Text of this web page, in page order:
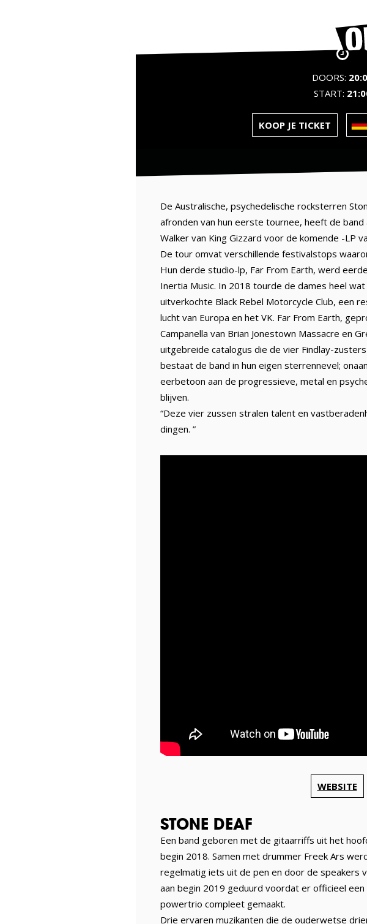
DOORS:
START:
KOOP JE TICKET
De Australische, psychedelische rocksterren
afronden van hun eerste tournee, heeft de
Walker van King Gizzard voor de komende -LP
De tour omvat verschillende festivalstops
Hun derde studio-lp, Far From Earth, werd
Inertia Music. In 2018 tourde de dames heel
uitverkochte Black Rebel Motorcycle Club, een
lucht van Europa en het VK. Far From Earth,
Campanella van Brian Jonestown Massacre en
uitgebreide catalogus die de vier Findlay-
bestaat de band in hun eigen sterrennevel;
eerbetoon aan de progressieve, metal en
blijven.
“Deze vier zussen stralen talent en
dingen. ”
WEBSITE
STONE DEAF
Een band geboren met de gitaarriffs uit het
begin 2018. Samen met drummer Freek Ars
regelmatig iets uit de pen en door de speakers
aan begin 2019 geduurd voordat er officieel
powertrio compleet gemaakt.
Drie ervaren muzikanten die de ouderwetse